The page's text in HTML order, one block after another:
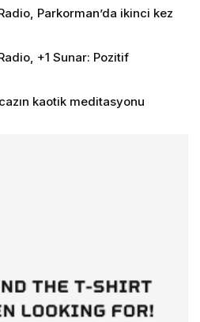
Parkorman’da ikinci kez
+1 Sunar: Pozitif
kaotik meditasyonu